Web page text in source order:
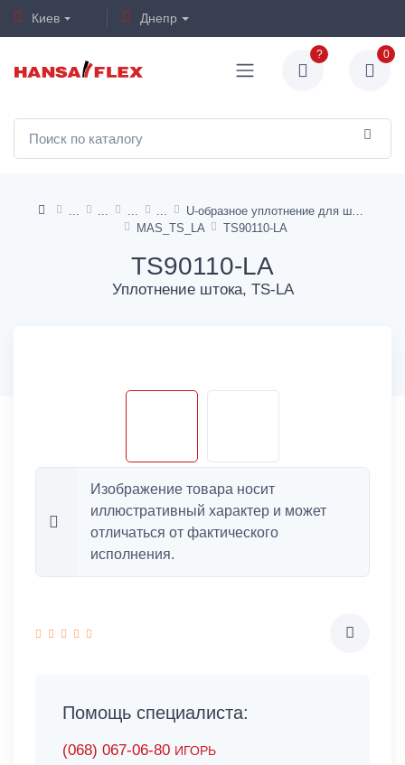
Киев Днепр
? 0
MAS_TS_LA
TS90110-LA
TS90110-LA
Уплотнение штока, TS-LA
Изображение товара носит
иллюстративный характер и может
отличаться от фактического
исполнения.
Помощь специалиста:
(068) 067-06-80 ИГОРЬ